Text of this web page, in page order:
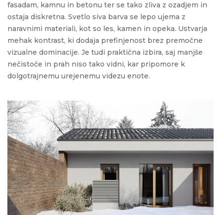
fasadam, kamnu in betonu ter se tako zliva z ozadjem in
ostaja diskretna. Svetlo siva barva se lepo ujema z
naravnimi materiali, kot so les, kamen in opeka. Ustvarja
mehak kontrast, ki dodaja prefinjenost brez premočne
vizualne dominacije. Je tudi praktična izbira, saj manjše
nečistoče in prah niso tako vidni, kar pripomore k
dolgotrajnemu urejenemu videzu enote.